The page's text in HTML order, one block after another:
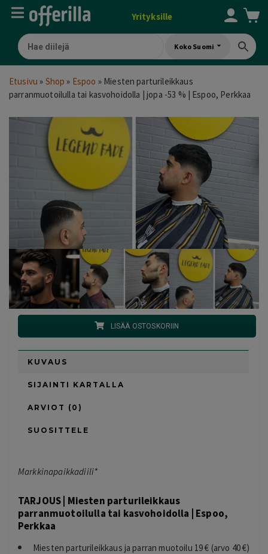
Yrityksille
Koko Suomi
Etusivu » Shop » Espoo » Miesten parturileikkaus
parranmuotoilulla tai kasvohoidolla | jopa -53 % | Espoo, Perkkaa
LISÄÄ OSTOSKORIIN
KUVAUS
SIJAINTI KARTALLA
ARVIOT (0)
SUOSITTELE
Markkinapaikkadiili*
TARJOUS | Miesten parturileikkaus
parranmuotoilulla tai kasvohoidolla | Espoo,
Perkkaa
Miesten parturileikkaus ja parran muotoilu 19 € (arvo 40 €)